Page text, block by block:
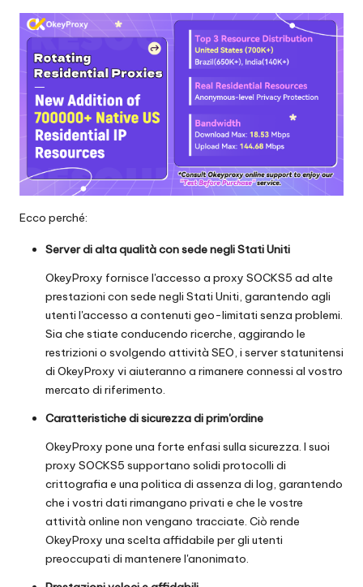
Ecco perché:
Server di alta qualità con sede negli Stati Uniti
OkeyProxy fornisce l'accesso a proxy SOCKS5 ad alte
prestazioni con sede negli Stati Uniti, garantendo agli
utenti l'accesso a contenuti geo-limitati senza problemi.
Sia che stiate conducendo ricerche, aggirando le
restrizioni o svolgendo attività SEO, i server statunitensi
di OkeyProxy vi aiuteranno a rimanere connessi al vostro
mercato di riferimento.
Caratteristiche di sicurezza di prim'ordine
OkeyProxy pone una forte enfasi sulla sicurezza. I suoi
proxy SOCKS5 supportano solidi protocolli di
crittografia e una politica di assenza di log, garantendo
che i vostri dati rimangano privati e che le vostre
attività online non vengano tracciate. Ciò rende
OkeyProxy una scelta affidabile per gli utenti
preoccupati di mantenere l'anonimato.